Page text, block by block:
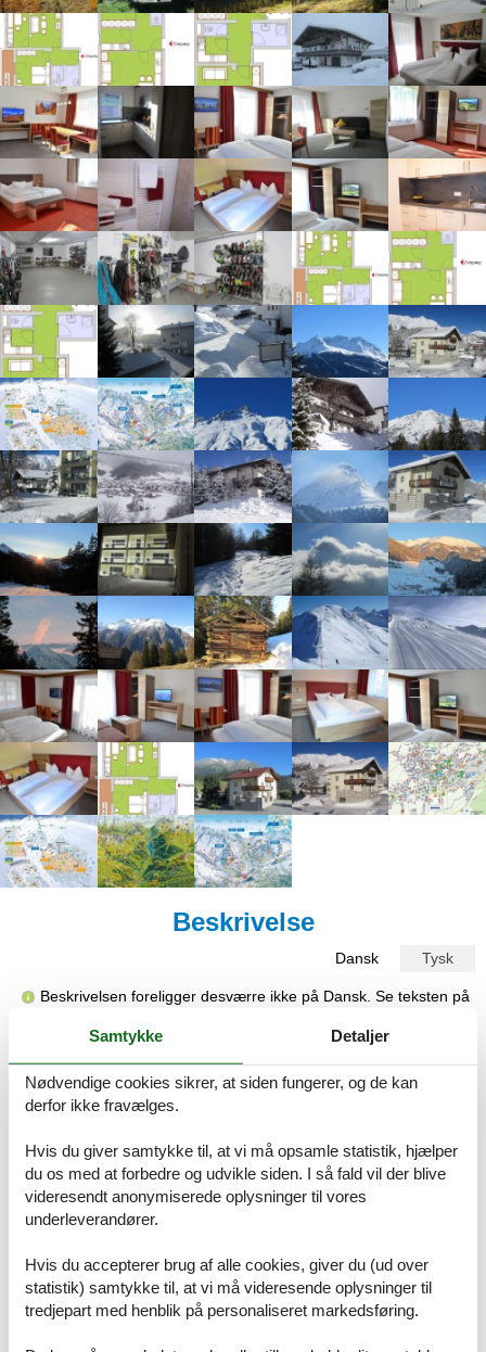
Beskrivelse
Dansk Tysk
Beskrivelsen foreligger desværre ikke på Dansk. Se teksten på
APPARTEMENTS KRONER, COMFORT APPARTEMENT 4
Personen
Herzlich willkommen!
Bei uns finden Sie geräumige, komfortabel, kinderfreundlich
ausgestattete DELUXE und COMFORT Appartements für zwei bis
vier Personen.
Wir bieten ihnen eine sonnige und ruhige Lage mit viel Grün um
Die Skibushaltestelle befindet sich ca. 50 m von den Appartements
entfernt.
Das Ortszentrum ist in fünf Gehminuten zu erreichen.
AUSSTATTUNG:
Samtykke Detaljer
Nødvendige cookies sikrer, at siden fungerer, og de kan
derfor ikke fravælges.
Hvis du giver samtykke til, at vi må opsamle statistik, hjælper
du os med at forbedre og udvikle siden. I så fald vil der blive
videresendt anonymiserede oplysninger til vores
underleverandører.
Hvis du accepterer brug af alle cookies, giver du (ud over
statistik) samtykke til, at vi må videresende oplysninger til
tredjepart med henblik på personaliseret markedsføring.